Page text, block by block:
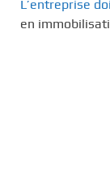
L’entreprise
en